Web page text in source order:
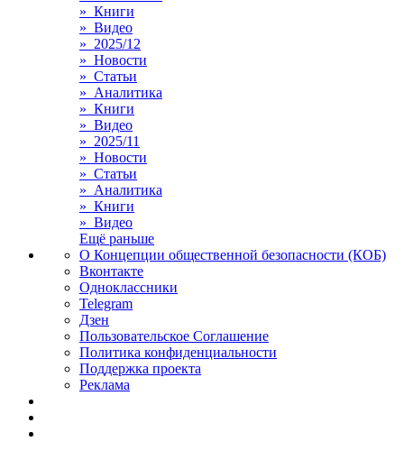
» Книги
» Видео
» 2025/12
» Новости
» Статьи
» Аналитика
» Книги
» Видео
» 2025/11
» Новости
» Статьи
» Аналитика
» Книги
» Видео
Ещё раньше
О Концепции общественной безопасности (КОБ)
Вконтакте
Одноклассники
Telegram
Дзен
Пользовательское Соглашение
Политика конфиденциальности
Поддержка проекта
Реклама